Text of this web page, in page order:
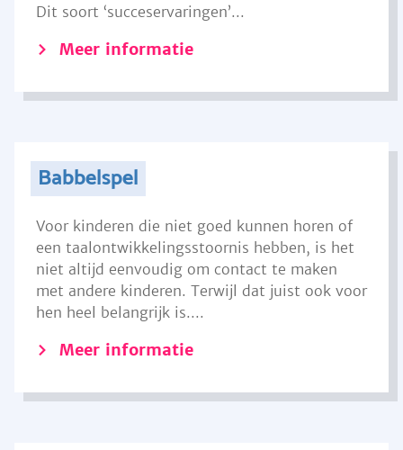
Dit soort ‘succeservaringen’...
Meer informatie
Babbelspel
Voor kinderen die niet goed kunnen horen of
een taalontwikkelingsstoornis hebben, is het
niet altijd eenvoudig om contact te maken
met andere kinderen. Terwijl dat juist ook voor
hen heel belangrijk is....
Meer informatie